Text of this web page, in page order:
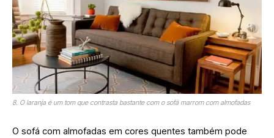
8. O laranja é um tom que contrasta bastante com o sofá marrom com almofadas
O sofá com almofadas em cores quentes também pode